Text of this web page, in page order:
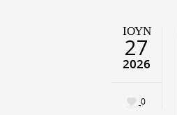
ΙΟΎΝ
27
2026
0